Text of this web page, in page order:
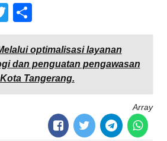
Twitter
optimalisasi layanan
dan penguatan pengawasan
Tangerang.
Array